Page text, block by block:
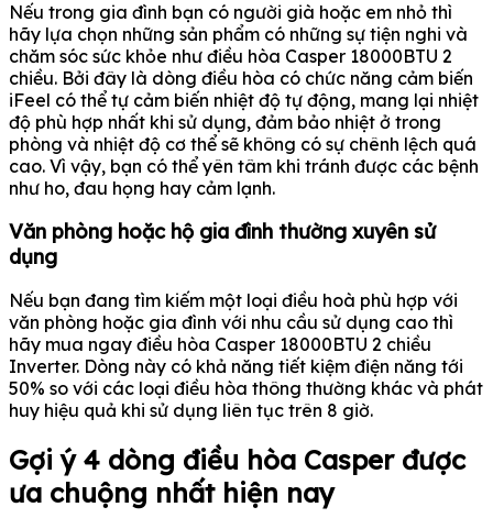
Nếu trong gia đình bạn có người già hoặc em nhỏ thì
hãy lựa chọn những sản phẩm có những sự tiện nghi và
chăm sóc sức khỏe như điều hòa Casper 18000BTU 2
chiều. Bởi đây là dòng điều hòa có chức năng cảm biến
iFeel có thể tự cảm biến nhiệt độ tự động, mang lại nhiệt
độ phù hợp nhất khi sử dụng, đảm bảo nhiệt ở trong
phòng và nhiệt độ cơ thể sẽ không có sự chênh lệch quá
cao. Vì vậy, bạn có thể yên tâm khi tránh được các bệnh
như ho, đau họng hay cảm lạnh.
Văn phòng hoặc hộ gia đình thường xuyên sử
dụng
Nếu bạn đang tìm kiếm một loại điều hoà phù hợp với
văn phòng hoặc gia đình với nhu cầu sử dụng cao thì
hãy mua ngay điều hòa Casper 18000BTU 2 chiều
Inverter. Dòng này có khả năng tiết kiệm điện năng tới
50% so với các loại điều hòa thông thường khác và phát
huy hiệu quả khi sử dụng liên tục trên 8 giờ.
Gợi ý 4 dòng điều hòa Casper được
ưa chuộng nhất hiện nay